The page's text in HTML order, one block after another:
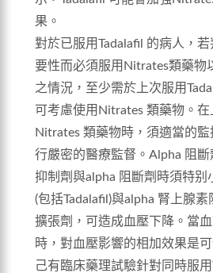
果。
對於已服用Tadalafil 的病人，
要性而必須服用Nitrates類藥物
之情況，至少需於上次服用
可考慮使用Nitrates 類藥物。
Nitrates 類藥物時，須適當的
行嚴密的醫療監督。Alpha 阻
抑制劑與alpha 阻斷劑時須特别
(包括Tadalafil)與alpha 腎上腺
擴張劑，可造成血壓下降。當
時，對血壓影響的相加效果是可
己有臨床藥理試驗針對同時服